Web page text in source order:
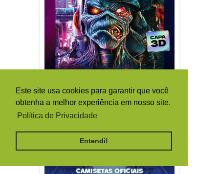
Este site usa cookies para garantir que você
obtenha a melhor experiência em nosso site.
Política de Privacidade
Entendi!